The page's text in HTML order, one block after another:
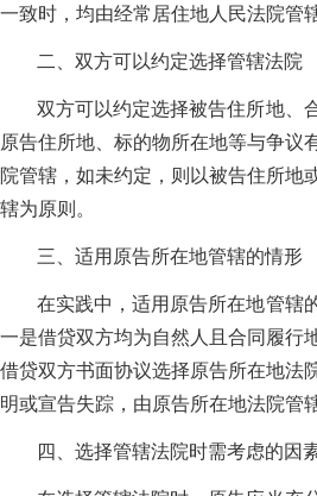
一致时，均由经常居住地人民法院管辖
二、双方可以约定选择管辖法院
双方可以约定选择被告住所地、
原告住所地、标的物所在地等与争议
院管辖，如未约定，则以被告住所地
辖为原则。
三、适用原告所在地管辖的情形
在实践中，适用原告所在地管辖
一是借贷双方均为自然人且合同履行
借贷双方书面协议选择原告所在地法
明或宣告失踪，由原告所在地法院管
四、选择管辖法院时需考虑的因